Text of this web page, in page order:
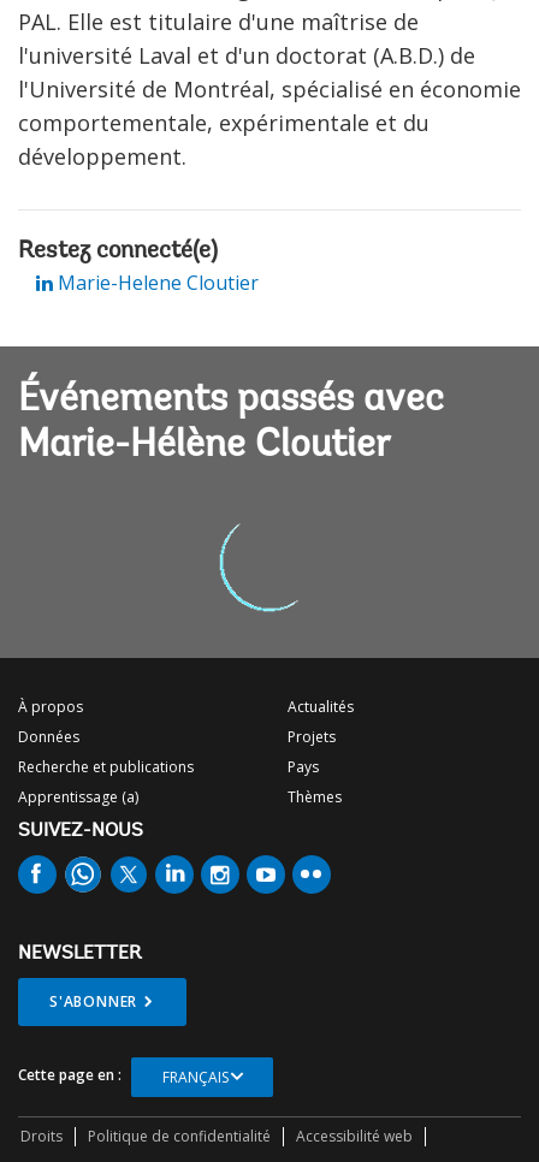
PAL. Elle est titulaire d'une maîtrise de
l'université Laval et d'un doctorat (A.B.D.) de
l'Université de Montréal, spécialisé en économie
comportementale, expérimentale et du
développement.
Restez connecté(e)
Marie-Helene Cloutier
Événements passés avec
Marie-Hélène Cloutier
À propos
Données
Recherche et publications
Apprentissage (a)
Actualités
Projets
Pays
Thèmes
SUIVEZ-NOUS
NEWSLETTER
S'ABONNER
Cette page en : FRANÇAIS
Droits Politique de confidentialité Accessibilité web